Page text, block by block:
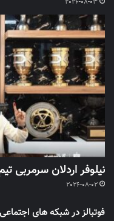
نیلوفر اردلان سرمربی
2026-08-02
فوتبالز در شبکه های اجتماعی